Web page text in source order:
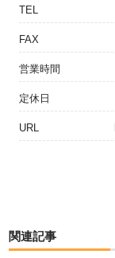
TEL
FAX
営業時間
定休日
URL
関連記事